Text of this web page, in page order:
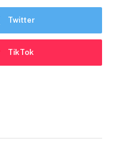
Twitter
TikTok